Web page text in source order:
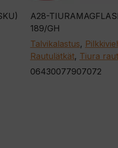
A28-
189/GH
Talvikalastus,
Rautulätkät, Tiura
06430077907072